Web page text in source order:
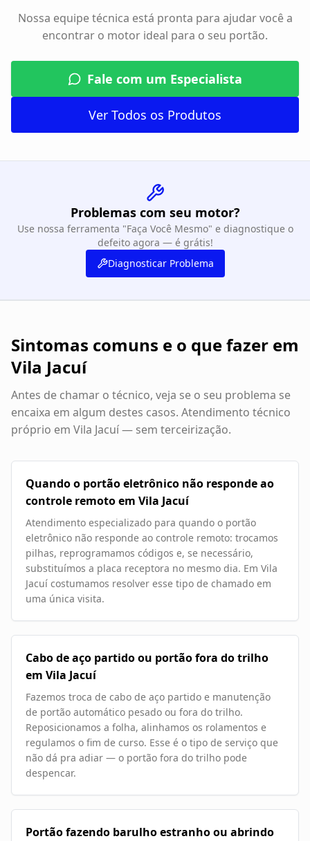
Nossa equipe técnica está pronta para ajudar você a
encontrar o motor ideal para o seu portão.
Fale com um Especialista
Ver Todos os Produtos
Problemas com seu motor?
Use nossa ferramenta "Faça Você Mesmo" e diagnostique o
defeito agora — é grátis!
Diagnosticar Problema
Sintomas comuns e o que fazer em
Vila Jacuí
Antes de chamar o técnico, veja se o seu problema se
encaixa em algum destes casos. Atendimento técnico
próprio em Vila Jacuí— sem terceirização.
Quando o portão eletrônico não responde ao
controle remoto em Vila Jacuí
Atendimento especializado para quando o portão
eletrônico não responde ao controle remoto: trocamos
pilhas, reprogramamos códigos e, se necessário,
substituímos a placa receptora no mesmo dia. Em Vila
Jacuí costumamos resolver esse tipo de chamado em
uma única visita.
Cabo de aço partido ou portão fora do trilho
em Vila Jacuí
Fazemos troca de cabo de aço partido e manutenção
de portão automático pesado ou fora do trilho.
Reposicionamos a folha, alinhamos os rolamentos e
regulamos o fim de curso. Esse é o tipo de serviço que
não dá pra adiar — o portão fora do trilho pode
despencar.
Portão fazendo barulho estranho ou abrindo